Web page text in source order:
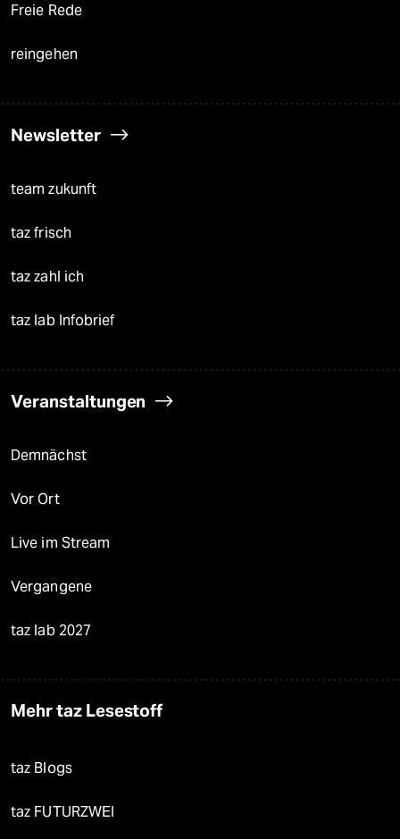
Freie Rede
reingehen
Newsletter
team zukunft
taz frisch
taz zahl ich
taz lab Infobrief
Veranstaltungen
Demnächst
Vor Ort
Live im Stream
Vergangene
taz lab 2027
Mehr taz Lesestoff
taz Blogs
taz FUTURZWEI